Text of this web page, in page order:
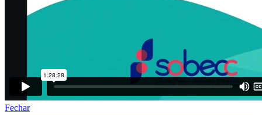
Fechar